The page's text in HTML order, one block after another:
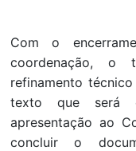
Com o
coordenação, o
refinamento
texto que será
apresentação ao
concluir o